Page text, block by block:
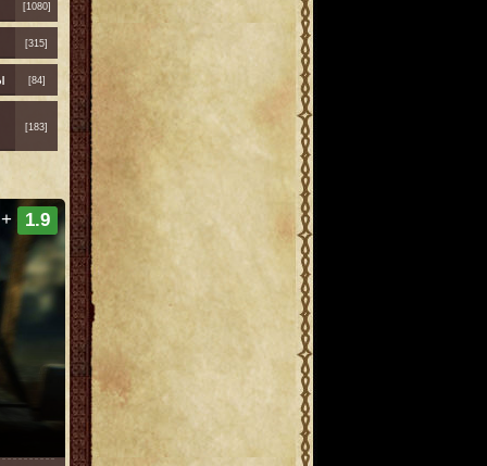
[1080]
[315]
[84]
[183]
+ 1.9